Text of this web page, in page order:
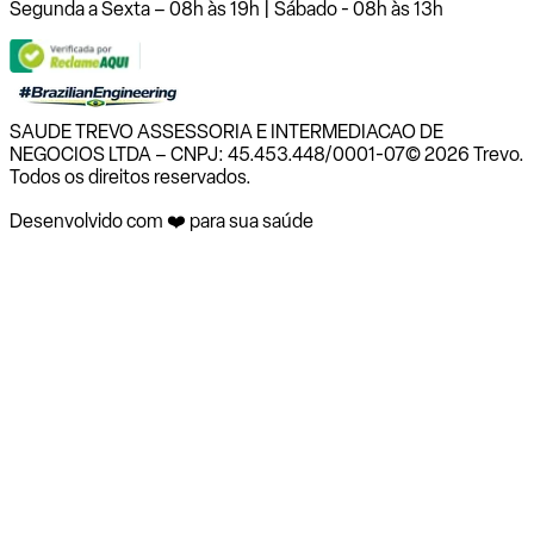
Segunda a Sexta – 08h às 19h | Sábado - 08h às 13h
SAUDE TREVO ASSESSORIA E INTERMEDIACAO DE
NEGOCIOS LTDA – CNPJ: 45.453.448/0001-07© 2026 Trevo.
Todos os direitos reservados.
Desenvolvido com ❤️ para sua saúde